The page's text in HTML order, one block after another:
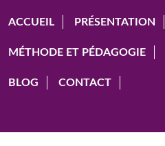
ACCUEIL PRÉSENTATION
MÉTHODE ET PÉDAGOGIE
BLOG CONTACT